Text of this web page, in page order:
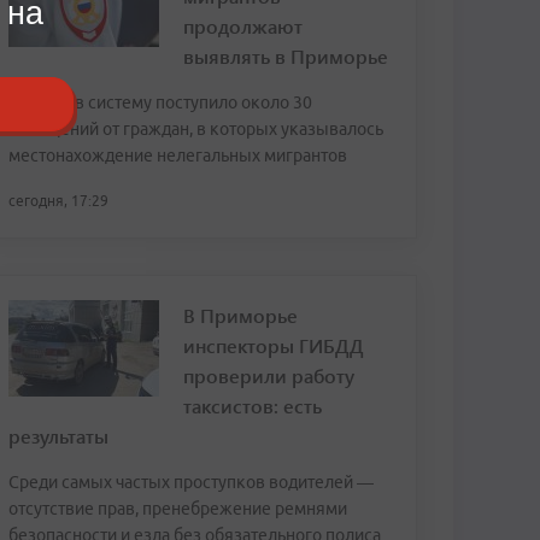
продолжают
выявлять в Приморье
За июль в систему поступило около 30
сообщений от граждан, в которых указывалось
местонахождение нелегальных мигрантов
сегодня, 17:29
В Приморье
инспекторы ГИБДД
проверили работу
таксистов: есть
результаты
Среди самых частых проступков водителей —
отсутствие прав, пренебрежение ремнями
безопасности и езда без обязательного полиса